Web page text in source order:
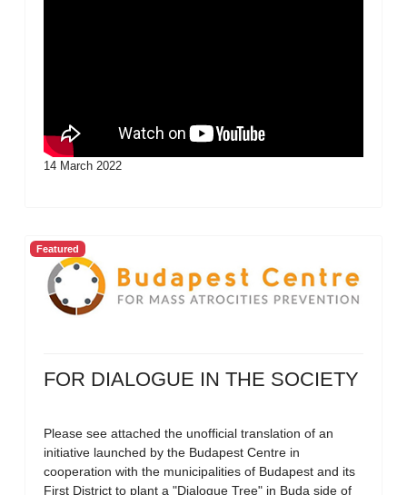
14 March 2022
Featured
FOR DIALOGUE IN THE SOCIETY
Please see attached the unofficial translation of an
initiative launched by the Budapest Centre in
cooperation with the municipalities of Budapest and its
First District to plant a "Dialogue Tree" in Buda side of